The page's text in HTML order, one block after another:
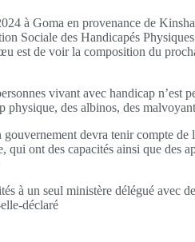
à Goma en provenance de
Sociale des Handicapés
est de voir la composition du
vivant avec handicap n’est
physique, des albinos, des
devra tenir compte de
qui ont des capacités ainsi que des
à un seul ministère délégué avec
déclaré